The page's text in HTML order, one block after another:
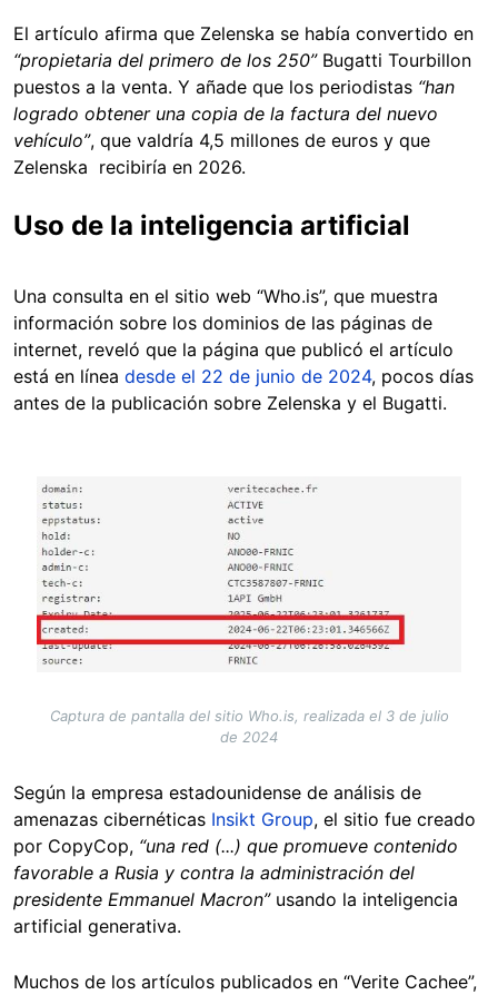
El artículo afirma que Zelenska se había convertido en
“propietaria del primero de los 250”Bugatti Tourbillon
puestos a la venta. Y añade que los periodistas “han
logrado obtener una copia de la factura del nuevo
vehículo”, que valdría 4,5 millones de euros y que
Zelenska recibiría en 2026.
Uso de la inteligencia artificial
Una consulta en el sitio web “Who.is”, que muestra
información sobre los dominios de las páginas de
internet, reveló que la página que publicó el artículo
está en línea desde el 22 de junio de 2024, pocos días
antes de la publicación sobre Zelenska y el Bugatti.
Image
Captura de pantalla del sitio Who.is, realizada el 3 de julio
de 2024
Según la empresa estadounidense de análisis de
amenazas cibernéticas Insikt Group, el sitio fue creado
por CopyCop, “una red (...) que promueve contenido
favorable a Rusia y contra la administración del
presidente Emmanuel Macron” usando la inteligencia
artificial generativa.
Muchos de los artículos publicados en “Verite Cachee”,